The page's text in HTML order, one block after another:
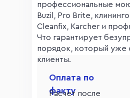
профессиональные
Buzil, Pro Brite,
Cleanfix, Karcher и
Что гарантирует
порядок, который уже
клиенты.
Оплата по
факту
Расчет после